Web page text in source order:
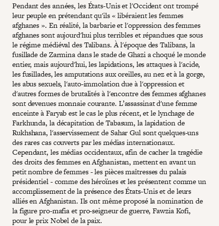
Pendant des années, les États-Unis et l'Occident ont trompé
leur peuple en prétendant qu'ils « libéraient les femmes
afghanes ». En réalité, la barbarie et l'oppression des femmes
afghanes sont aujourd'hui plus terribles et répandues que sous
le régime médiéval des Talibans. À l'époque des Talibans, la
fusillade de Zarmina dans le stade de Ghazi a choqué le monde
entier, mais aujourd'hui, les lapidations, les attaques à l'acide,
les fusillades, les amputations aux oreilles, au nez et à la gorge,
les abus sexuels, l'auto-immolation due à l'oppression et
d'autres formes de brutalités à l'encontre des femmes afghanes
sont devenues monnaie courante. L’assassinat d'une femme
enceinte à Faryab est le cas le plus récent, et le lynchage de
Farkhunda, la décapitation de Tabasum, la lapidation de
Rukhshana, l'asservissement de Sahar Gul sont quelques-uns
des rares cas couverts par les médias internationaux.
Cependant, les médias occidentaux, afin de cacher la tragédie
des droits des femmes en Afghanistan, mettent en avant un
petit nombre de femmes - les pièces maîtresses du palais
présidentiel - comme des héroïnes et les présentent comme un
accomplissement de la présence des États-Unis et de leurs
alliés en Afghanistan. Ils ont même proposé la nomination de
la figure pro-mafia et pro-seigneur de guerre, Fawzia Kofi,
pour le prix Nobel de la paix.